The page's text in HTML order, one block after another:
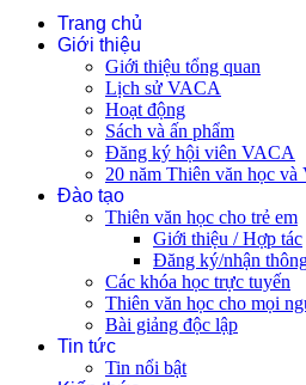
Trang chủ
Giới thiệu
Giới thiệu tổng quan
Lịch sử VACA
Hoạt động
Sách và ấn phẩm
Đăng ký hội viên VACA
20 năm Thiên văn học và
Đào tạo
Thiên văn học cho trẻ em
Giới thiệu / Hợp tác
Đăng ký/nhận
Các khóa học trực tuyến
Thiên văn học cho mọi
Bài giảng độc lập
Tin tức
Tin nổi bật